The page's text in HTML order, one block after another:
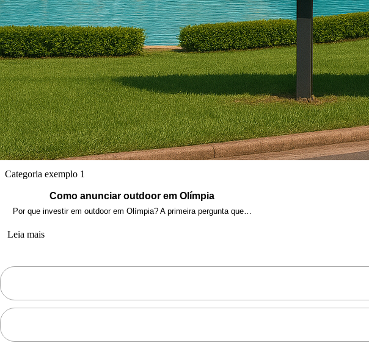
Categoria exemplo 1
Como anunciar outdoor em Olímpia
Por que investir em outdoor em Olímpia? A primeira pergunta que…
Leia mais